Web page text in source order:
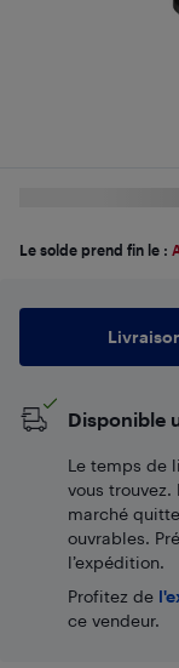
Le solde prend fin le :
Disponible
Le temps de
vous
marché
ouvrables.
l’expédition.
Profitez de
ce vendeur.